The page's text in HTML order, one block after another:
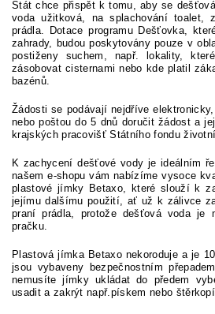
Stát chce přispět k tomu, aby se
voda užitková, na splachování toalet,
prádla. Dotace programu Dešťovka,
zahrady, budou poskytovány pouze v
postiženy suchem, např. lokality,
zásobovat cisternami nebo kde platil
bazénů.
Žádosti se podávají nejdříve
nebo poštou do 5 dnů doručit žádost a
krajských pracovišť Státního fondu
K zachycení dešťové vody je ideálním
našem e-shopu vám nabízíme vysoce
plastové jímky Betaxo, které slouží k
jejímu dalšímu použití, ať už k zálivce
praní prádla, protože dešťová voda
pračku.
Plastová jímka Betaxo nekoroduje a je
jsou vybaveny bezpečnostním
nemusíte jímky ukládat do předem
usadit a zakrýt např.pískem nebo